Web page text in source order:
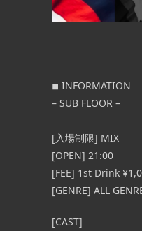
◾︎ INFORMATION
– SUB FLOOR –
[入場制限] MIX
[OPEN] 21:00
[FEE] 1st Drink
[GENRE] ALL
[CAST]